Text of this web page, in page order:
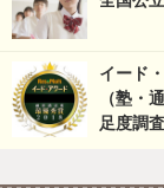
イード
（塾・
足度調査